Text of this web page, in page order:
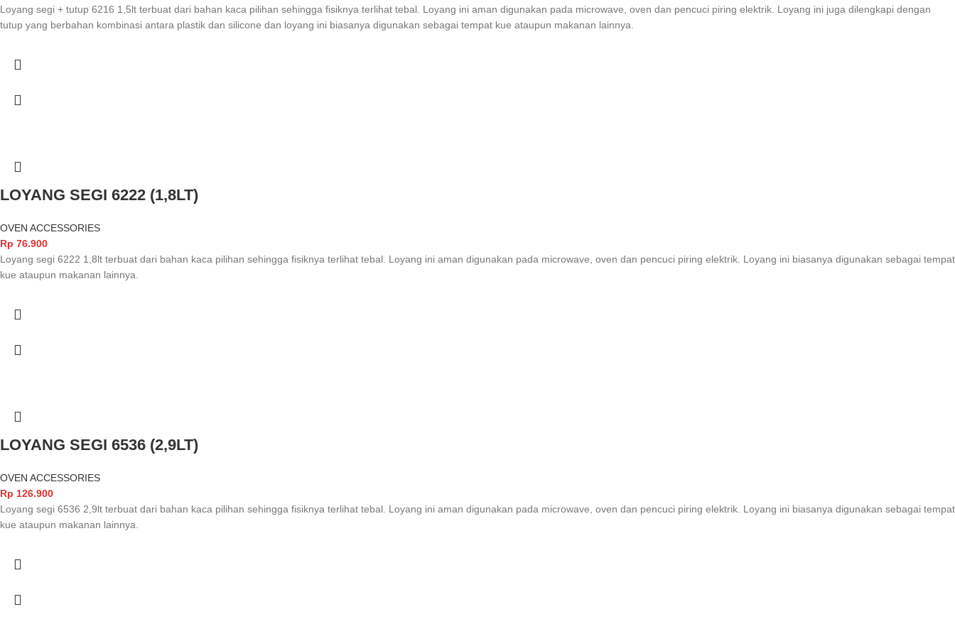
Loyang segi + tutup 6216 1,5lt terbuat dari bahan kaca pilihan sehingga fisiknya terlihat tebal. Loyang ini aman digunakan pada microwave, oven dan pencuci piring elektrik. Loyang ini juga dilengkapi dengan
tutup yang berbahan kombinasi antara plastik dan silicone dan loyang ini biasanya digunakan sebagai tempat kue ataupun makanan lainnya.
LOYANG SEGI 6222 (1,8LT)
OVEN ACCESSORIES
Rp 76.900
Loyang segi 6222 1,8lt terbuat dari bahan kaca pilihan sehingga fisiknya terlihat tebal. Loyang ini aman digunakan pada microwave, oven dan pencuci piring elektrik. Loyang ini biasanya digunakan sebagai tempat
kue ataupun makanan lainnya.
LOYANG SEGI 6536 (2,9LT)
OVEN ACCESSORIES
Rp 126.900
Loyang segi 6536 2,9lt terbuat dari bahan kaca pilihan sehingga fisiknya terlihat tebal. Loyang ini aman digunakan pada microwave, oven dan pencuci piring elektrik. Loyang ini biasanya digunakan sebagai tempat
kue ataupun makanan lainnya.